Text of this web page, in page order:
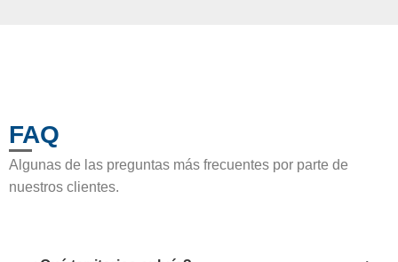
FAQ
Algunas de las preguntas más frecuentes por parte de
nuestros clientes.